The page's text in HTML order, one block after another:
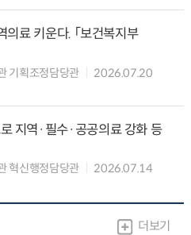
의료 키운다. 「보건복지부
기획조정담당관
2026.07.20
지역·필수·공공의료 강화 등
혁신행정담당관
2026.07.14
더보기